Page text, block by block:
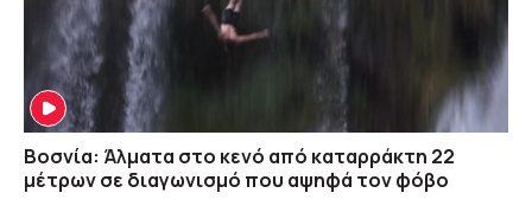
Βοσνία: Άλματα στο κενό από καταρράκτη 22
μέτρων σε διαγωνισμό που αψηφά τον φόβο